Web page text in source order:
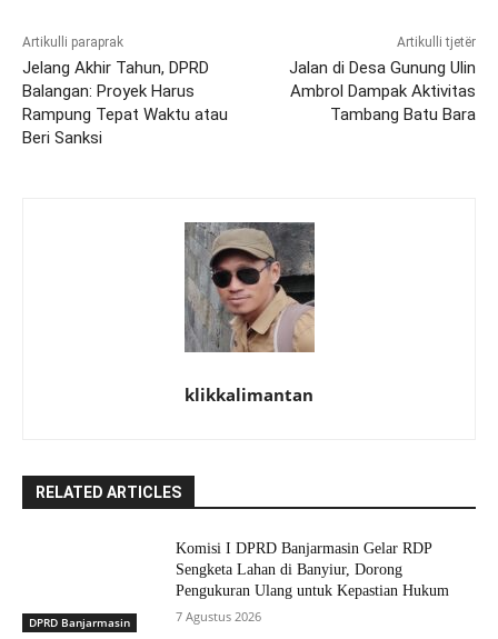
Artikulli paraprak
Jelang Akhir Tahun, DPRD
Balangan: Proyek Harus
Rampung Tepat Waktu atau
Beri Sanksi
Artikulli tjetër
Jalan di Desa Gunung Ulin
Ambrol Dampak Aktivitas
Tambang Batu Bara
klikkalimantan
RELATED ARTICLES
DPRD Banjarmasin
Komisi I DPRD Banjarmasin Gelar RDP
Sengketa Lahan di Banyiur, Dorong
Pengukuran Ulang untuk Kepastian Hukum
7 Agustus 2026